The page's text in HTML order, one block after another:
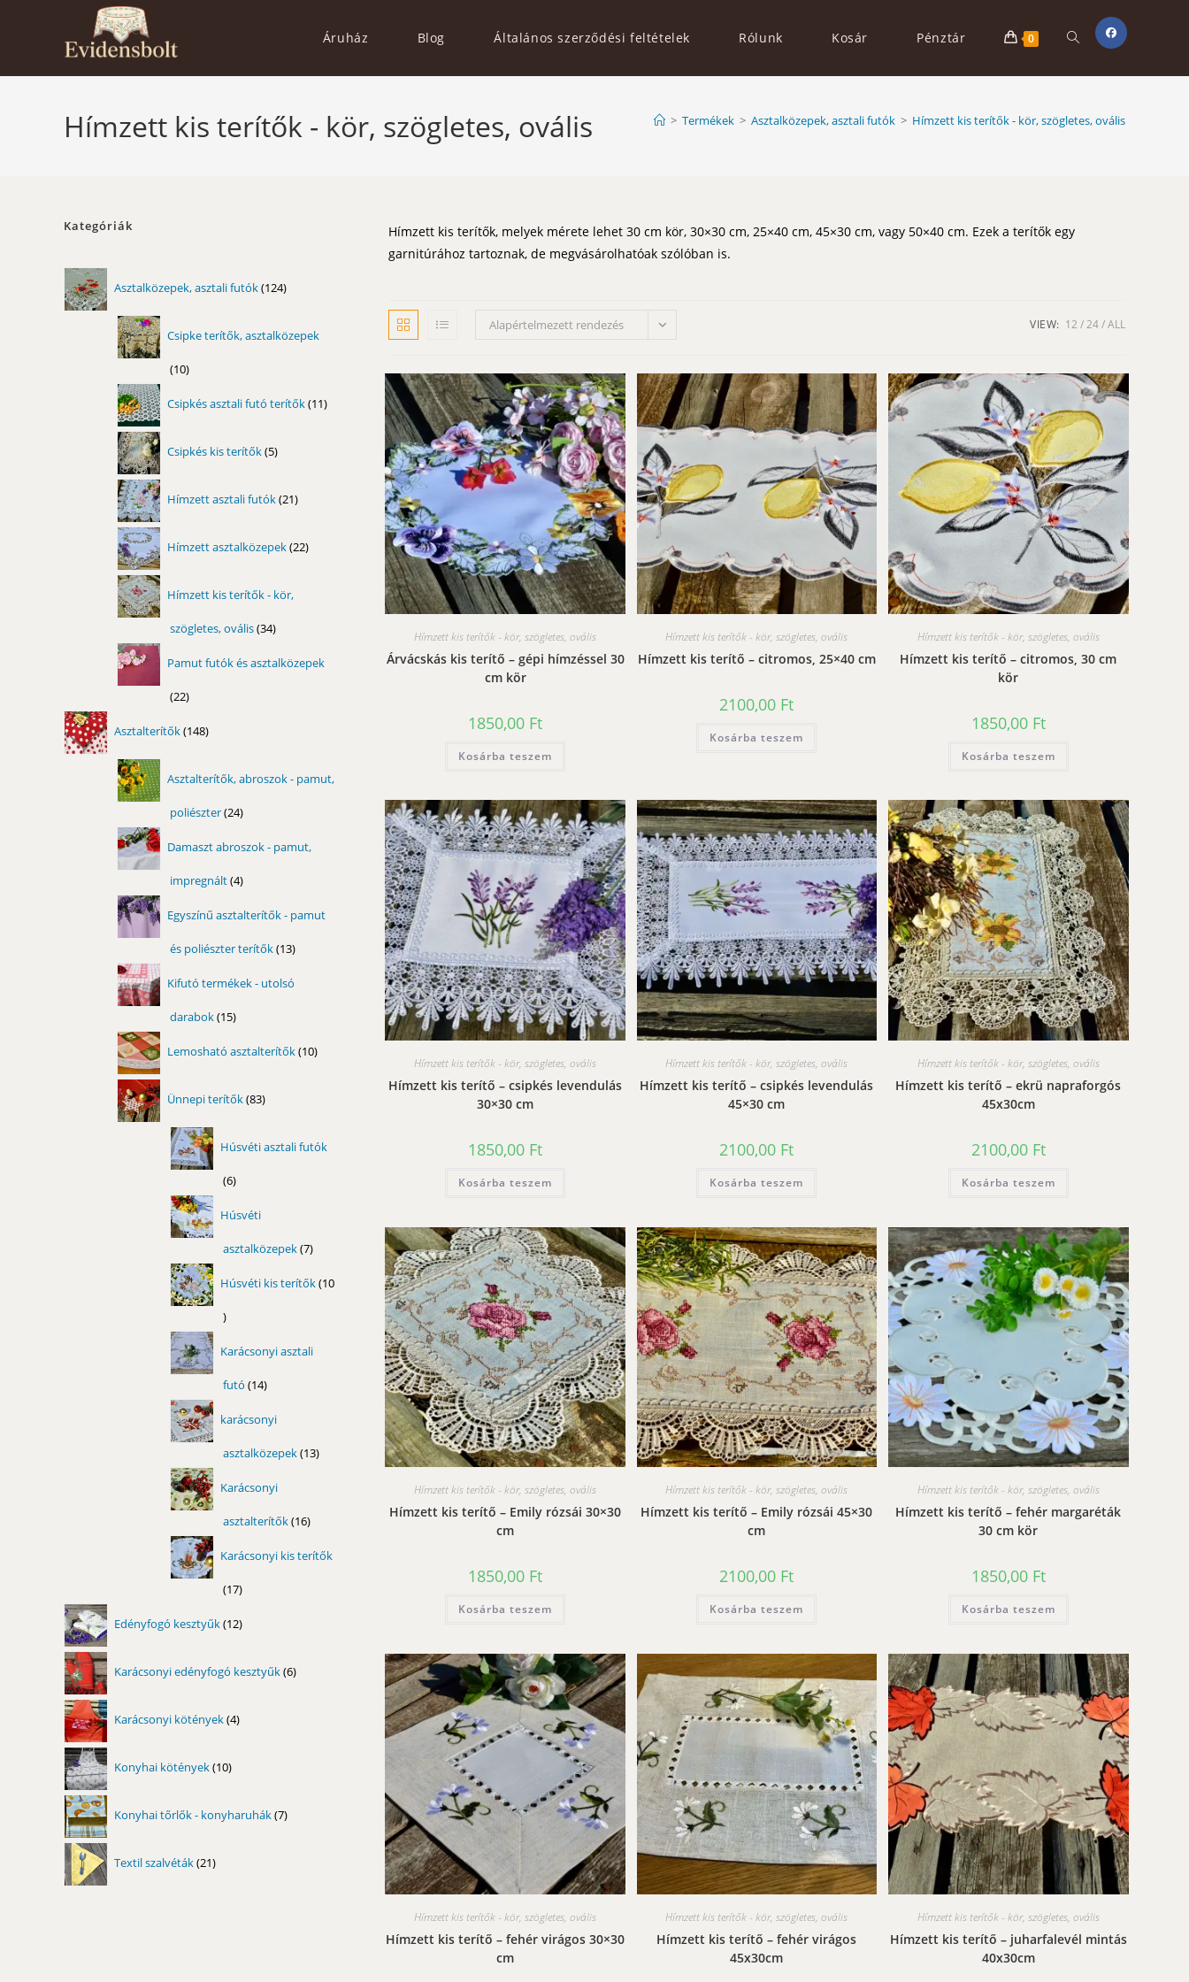
Áruház Blog Általános szerződési feltételek Rólunk Kosár Pénztár 0 Toggle
website
Hímzett kis terítők - kör, szögletes, ovális > Termékek > Asztalközepek, asztali futók > Hímzett kis terítők - kör, szögletes, ovális
Hímzett kis terítők, melyek mérete lehet 30 cm kör, 30×30 cm, 25×40 cm, 45×30 cm, vagy 50×40 cm. Ezek a terítők egy
garnitúrához tartoznak, de megvásárolhatóak szólóban is.
Alapértelmezett rendezés VIEW: 12 24 ALL
Hímzett kis terítők - kör, szögletes, ovális
Árvácskás kis terítő – gépi hímzéssel 30
cm kör
1850,00 Ft
Kosárba teszem
Hímzett kis terítők - kör, szögletes, ovális
Hímzett kis terítő – citromos, 25×40 cm
2100,00 Ft
Kosárba teszem
Hímzett kis terítők - kör, szögletes, ovális
Hímzett kis terítő – citromos, 30 cm
kör
1850,00 Ft
Kosárba teszem
Hímzett kis terítők - kör, szögletes, ovális
Hímzett kis terítő – csipkés levendulás
30×30 cm
1850,00 Ft
Kosárba teszem
Hímzett kis terítők - kör, szögletes, ovális
Hímzett kis terítő – csipkés levendulás
45×30 cm
2100,00 Ft
Kosárba teszem
Hímzett kis terítők - kör, szögletes, ovális
Hímzett kis terítő – ekrü napraforgós
45x30cm
2100,00 Ft
Kosárba teszem
Hímzett kis terítők - kör, szögletes, ovális
Hímzett kis terítő – Emily rózsái 30×30
cm
1850,00 Ft
Kosárba teszem
Hímzett kis terítők - kör, szögletes, ovális
Hímzett kis terítő – Emily rózsái 45×30
cm
2100,00 Ft
Kosárba teszem
Hímzett kis terítők - kör, szögletes, ovális
Hímzett kis terítő – fehér margaréták
30 cm kör
1850,00 Ft
Kosárba teszem
Hímzett kis terítők - kör, szögletes, ovális
Hímzett kis terítő – fehér virágos 30×30
cm
Hímzett kis terítők - kör, szögletes, ovális
Hímzett kis terítő – fehér virágos
45x30cm
Hímzett kis terítők - kör, szögletes, ovális
Hímzett kis terítő – juharfalevél mintás
40x30cm
Kategóriák
Asztalközepek, asztali futók 124
termék
Csipke terítők, asztalközepek
1010
Csipkés asztali futó terítők 11
termék
Csipkés kis terítők 5
termék
Hímzett asztali futók 21
termék
Hímzett asztalközepek 22
termék
Hímzett kis terítők - kör,
szögletes, ovális 3434
Pamut futók és asztalközepek
2222
Asztalterítők 148
termék
Asztalterítők, abroszok - pamut,
poliészter 2424
Damaszt abroszok - pamut,
impregnált 44
Egyszínű asztalterítők - pamut
és poliészter terítők 1313
Kifutó termékek - utolsó
darabok 1515
Lemosható asztalterítők 10
termék
Ünnepi terítők 83
termék
Húsvéti asztali futók
66
Húsvéti
asztalközepek 77
Húsvéti kis terítők 10
10
Karácsonyi asztali
futó 1414
karácsonyi
asztalközepek 1313
Karácsonyi
asztalterítők 1616
Karácsonyi kis terítők
1717
Edényfogó kesztyűk 12
termék
Karácsonyi edényfogó kesztyűk 6
termék
Karácsonyi kötények 4
termék
Konyhai kötények 10
termék
Konyhai tőrlők - konyharuhák 7
termék
Textil szalvéták 21
termék